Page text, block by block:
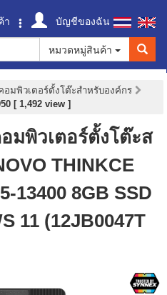
า
บัญชีของฉัน
หมวดหมู่สินค้า
อมพิวเตอร์ตั้งโต๊ะสำหรับองค์กร
[ 1,492 view ]
มพิวเตอร์ตั้งโต๊ะส
THINKCE
13400 8GB SSD
11 (12JB0047T